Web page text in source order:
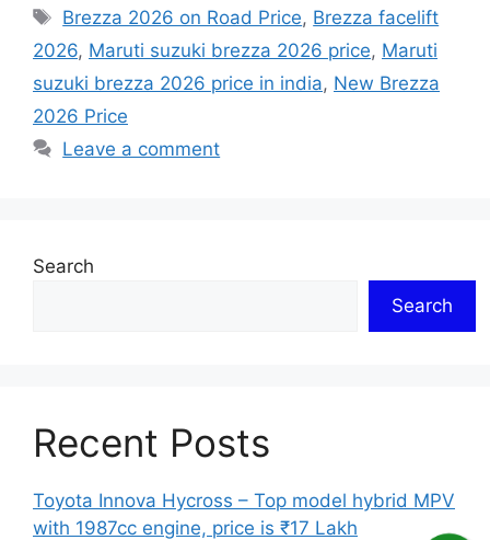
Tags
Brezza 2026 on Road Price, Brezza facelift
2026, Maruti suzuki brezza 2026 price, Maruti
suzuki brezza 2026 price in india, New Brezza
2026 Price
Leave a comment
Search
Search
Recent Posts
Toyota Innova Hycross – Top model hybrid MPV
with 1987cc engine, price is ₹17 Lakh